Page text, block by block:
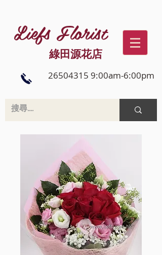
Liefs Florist
綠田源花店
26504315 9:00am-6:00pm